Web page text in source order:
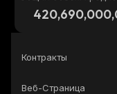
Контракты
Веб-Страница